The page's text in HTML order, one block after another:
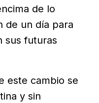
de lo
de un día para
sus futuras
este cambio se
y sin